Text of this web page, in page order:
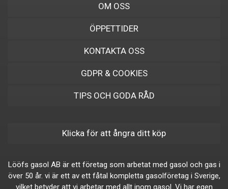
OM OSS
ÖPPETTIDER
KONTAKTA OSS
GDPR & COOKIES
TIPS OCH GODA RÅD
Klicka för att ångra ditt köp
Lööfs gasol AB är ett företag som arbetat med gasol och gas i
över 50 år. vi är ett av ett fåtal kompletta gasolföretag i Sverige,
vilket betyder att vi arbetar med allt inom gasol. Vi har egen